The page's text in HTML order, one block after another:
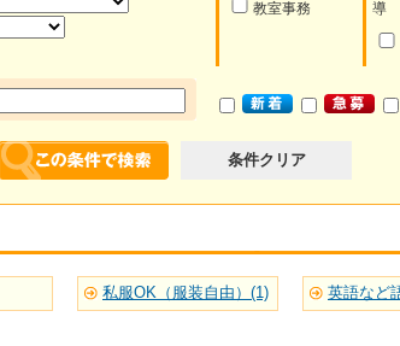
教室事務
導
条件クリア
私服OK（服装自由）(1)